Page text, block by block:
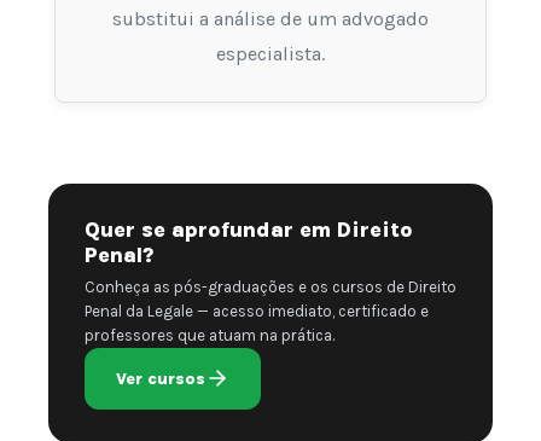
substitui a análise de um advogado
especialista.
Quer se aprofundar em Direito
Penal?
Conheça as pós-graduações e os cursos de Direito
Penal da Legale — acesso imediato, certificado e
professores que atuam na prática.
Ver cursos